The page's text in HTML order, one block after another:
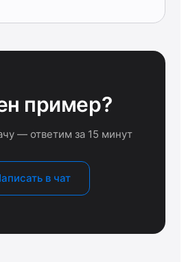
пример?
— ответим за 15 минут
в чат